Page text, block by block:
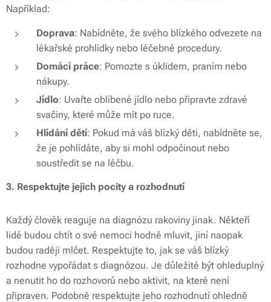
Například:
Doprava: Nabídněte, že svého blízkého odvezete na
lékařské prohlídky nebo léčebné procedury.
Domácí práce: Pomozte s úklidem, praním nebo
nákupy.
Jídlo: Uvařte oblíbené jídlo nebo připravte zdravé
svačiny, které může mít po ruce.
Hlídání dětí: Pokud má váš blízký děti, nabídněte se,
že je pohlídáte, aby si mohl odpočinout nebo
soustředit se na léčbu.
3. Respektujte jejich pocity a rozhodnutí
Každý člověk reaguje na diagnózu rakoviny jinak. Někteří
lidé budou chtít o své nemoci hodně mluvit, jiní naopak
budou raději mlčet. Respektujte to, jak se váš blízký
rozhodne vypořádat s diagnózou. Je důležité být ohleduplný
a nenutit ho do rozhovorů nebo aktivit, na které není
připraven. Podobně respektujte jeho rozhodnutí ohledně